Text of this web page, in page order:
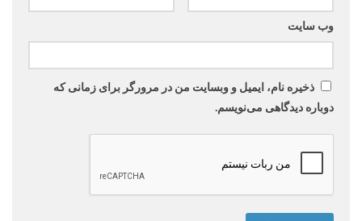
وب‌ سایت
ذخیره نام، ایمیل و وبسایت من در مرورگر برای زمانی که
دوباره دیدگاهی می‌نویسم.